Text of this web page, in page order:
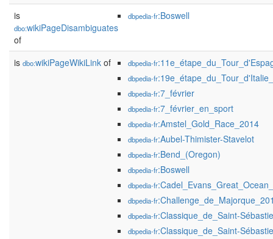
is
dbo:wikiPageDisambiguates
of
dbpedia-fr:Boswell
is dbo:wikiPageWikiLink of dbpedia-fr
dbpedia-fr
dbpedia-fr:7_février
dbpedia-fr:7_février_en_sport
dbpedia-fr:Amstel_Gold_Race_2014
dbpedia-fr:Aubel-Thimister-Stavelot
dbpedia-fr:Bend_(Oregon)
dbpedia-fr:Boswell
dbpedia-fr
dbpedia-fr
dbpedia-fr:Classique_de_Saint-
dbpedia-fr:Classique_de_Saint-